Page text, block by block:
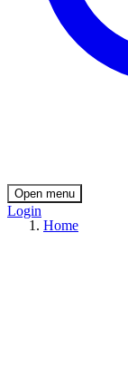
Open menu
Login
Home